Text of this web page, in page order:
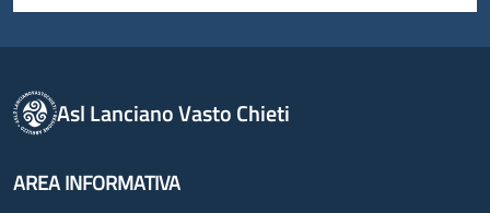
Asl Lanciano Vasto Chieti
AREA INFORMATIVA